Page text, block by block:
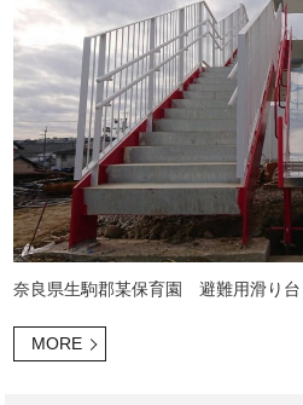
奈良県生駒郡某保育園 避難用滑り台
MORE